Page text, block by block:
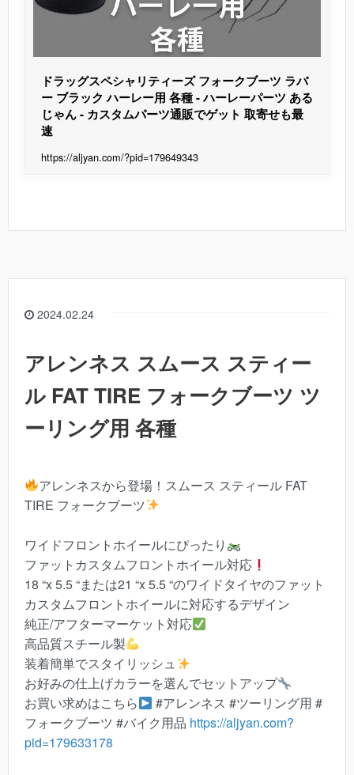
ドラッグスペシャリティーズ フォークブーツ ラバ
ー ブラック ハーレー用 各種 - ハーレーパーツ ある
じゃん - カスタムパーツ通販でゲット 取寄せも最
速
https://aljyan.com/?pid=179649343
2024.02.24
アレンネス スムース スティー
ル FAT TIRE フォークブーツ ツ
ーリング用 各種
アレンネスから登場！スムース スティール FAT
TIRE フォークブーツ
ワイドフロントホイールにぴったり
ファットカスタムフロントホイール対応
18 “x 5.5 “または21 “x 5.5 “のワイドタイヤのファット
カスタムフロントホイールに対応するデザイン
純正/アフターマーケット対応
高品質スチール製
装着簡単でスタイリッシュ
お好みの仕上げカラーを選んでセットアップ
お買い求めはこちら
#アレンネス #ツーリング用 #
フォークブーツ #バイク用品 https://aljyan.com?
pid=179633178